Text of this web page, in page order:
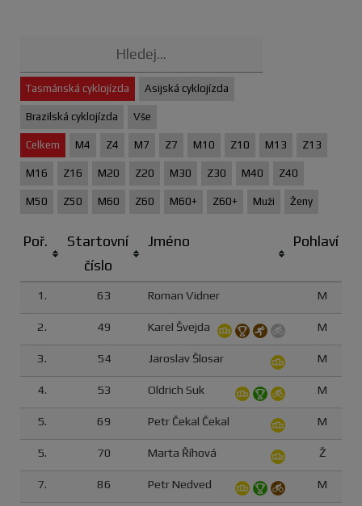
Tasmánská cyklojízda Asijská cyklojízda
Brazilská cyklojízda Vše
Celkem M4 Z4 M7 Z7 M10 Z10 M13 Z13
M16 Z16 M20 Z20 M30 Z30 M40 Z40
M50 Z50 M60 Z60 M60+ Z60+ Muži Ženy
Poř.
Startovní
číslo
Jméno Pohlaví
1. 63 Roman Vidner M
2. 49 Karel Švejda M
3. 54 Jaroslav Šlosar M
4. 53 Oldrich Suk M
5. 69 Petr Čekal Čekal M
5. 70 Marta Říhová Ž
7. 86 Petr Nedved M